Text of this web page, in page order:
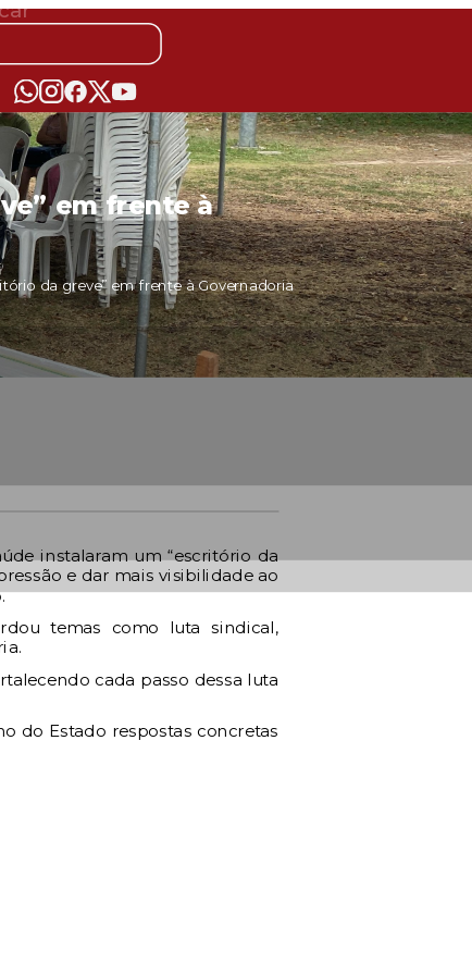
em frente à
da greve” em frente à Governadoria
instalaram um “escritório da
e dar mais visibilidade ao
temas como luta sindical,
cada passo dessa luta
do Estado respostas concretas